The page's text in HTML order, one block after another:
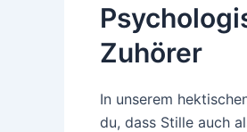
Zuhörer
In unserem
du, dass Stille auch